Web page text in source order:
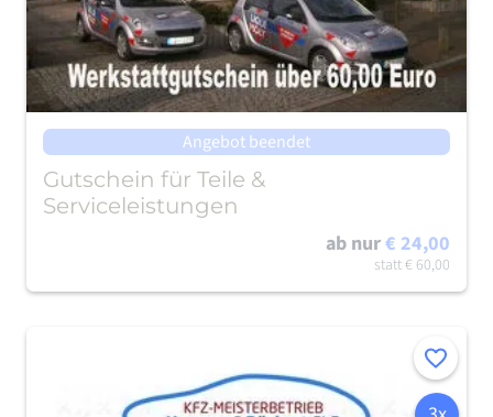
Angebot beendet
Gutschein für Teile &
Serviceleistungen
ab nur€ 24,00
statt€ 60,00
Merken